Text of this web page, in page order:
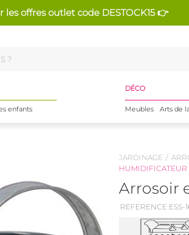
les offres outlet code DESTOCK15 👉
enfants
DÉCO
Meubles Arts de
JARDINAGE
HUMIDIFICATEUR
Arrosoir
REFERENCE ESS-